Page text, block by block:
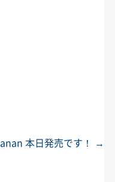
anan 本日発売です！ →